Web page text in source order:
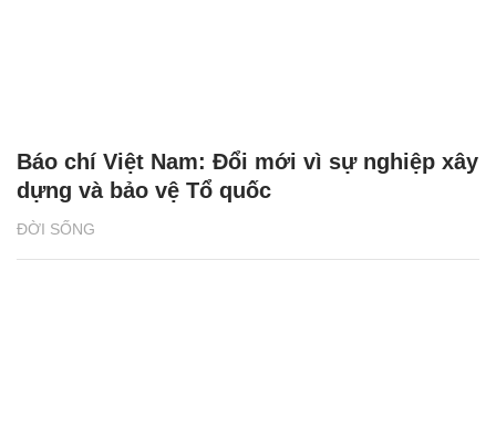
ĐỜI SỐNG
Báo chí Việt Nam: Đổi mới vì sự nghiệp xây
dựng và bảo vệ Tổ quốc